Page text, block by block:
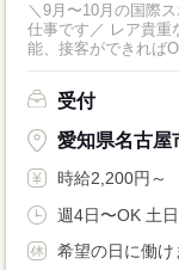
＼9月〜10月の国際
仕事です／ レア貴重
能、接客ができれば
受付
愛知県名古屋
時給2,200円～
週4日〜OK 土
希望の日に働